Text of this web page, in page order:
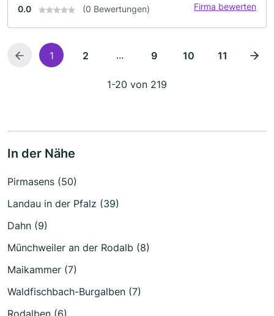
0.0 (0 Bewertungen) Firma bewerten
1 2 ... 9 10 11
1-20 von 219
In der Nähe
Pirmasens (50)
Landau in der Pfalz (39)
Dahn (9)
Münchweiler an der Rodalb (8)
Maikammer (7)
Waldfischbach-Burgalben (7)
Rodalben (6)